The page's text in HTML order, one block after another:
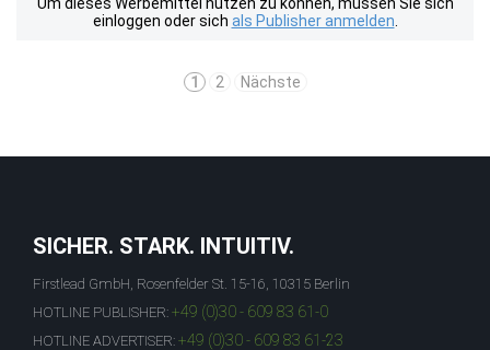
einloggen oder sich als Publisher anmelden
1 2 Nächste
SICHER. STARK. INTUITIV.
Firstlead GmbH, Rosenfelder St. 15-16, 10315 Berlin
HOTLINE PUBLISHER: +49 (0)30 - 609 83 61-0
HOTLINE ADVERTISER: +49 (0)30 - 609 83 61-23